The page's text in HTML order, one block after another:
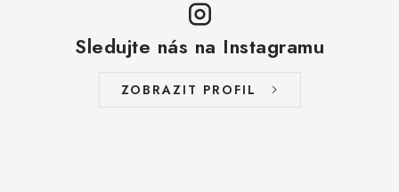
Sledujte nás na Instagramu
ZOBRAZIT PROFIL